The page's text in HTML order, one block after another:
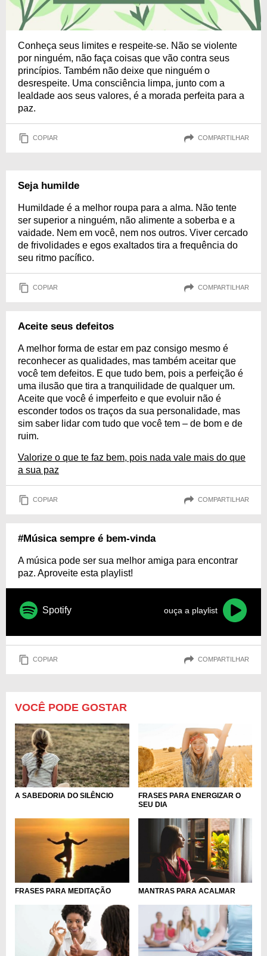
Conheça seus limites e respeite-se. Não se violente
por ninguém, não faça coisas que vão contra seus
princípios. Também não deixe que ninguém o
desrespeite. Uma consciência limpa, junto com a
lealdade aos seus valores, é a morada perfeita para a
paz.
COPIAR COMPARTILHAR
Seja humilde
Humildade é a melhor roupa para a alma. Não tente
ser superior a ninguém, não alimente a soberba e a
vaidade. Nem em você, nem nos outros. Viver cercado
de frivolidades e egos exaltados tira a frequência do
seu ritmo pacífico.
COPIAR COMPARTILHAR
Aceite seus defeitos
A melhor forma de estar em paz consigo mesmo é
reconhecer as qualidades, mas também aceitar que
você tem defeitos. E que tudo bem, pois a perfeição é
uma ilusão que tira a tranquilidade de qualquer um.
Aceite que você é imperfeito e que evoluir não é
esconder todos os traços da sua personalidade, mas
sim saber lidar com tudo que você tem – de bom e de
ruim.
Valorize o que te faz bem, pois nada vale mais do que
a sua paz
COPIAR COMPARTILHAR
#Música sempre é bem-vinda
A música pode ser sua melhor amiga para encontrar
paz. Aproveite esta playlist!
Spotify ouça a playlist
COPIAR COMPARTILHAR
VOCÊ PODE GOSTAR
A SABEDORIA DO SILÊNCIO
FRASES PARA ENERGIZAR O
SEU DIA
FRASES PARA MEDITAÇÃO MANTRAS PARA ACALMAR